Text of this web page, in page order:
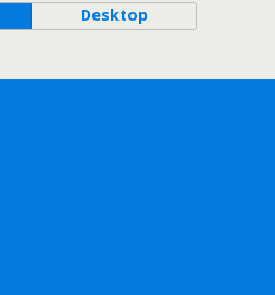
Desktop